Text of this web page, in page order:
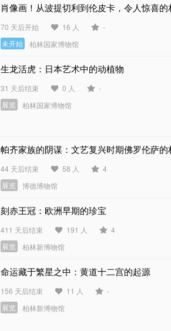
肖像画！从波提切利到伦皮卡，令人惊喜的
70 天后开始 16 人
-
未开始
柏林国家博物馆
生龙活虎：日本艺术中的动植物
31 天后结束 0 人
-
展览
柏林国家博物馆
帕齐家族的阴谋：文艺复兴时期佛罗伦萨
44 天后结束 58 人
4
展览
博德博物馆
刻赤王冠：欧洲早期的珍宝
411 天后结束 191 人
4
展览
柏林新博物馆
命运藏于繁星之中：黄道十二宫的起源
156 天后结束 11 人
-
展览
柏林新博物馆